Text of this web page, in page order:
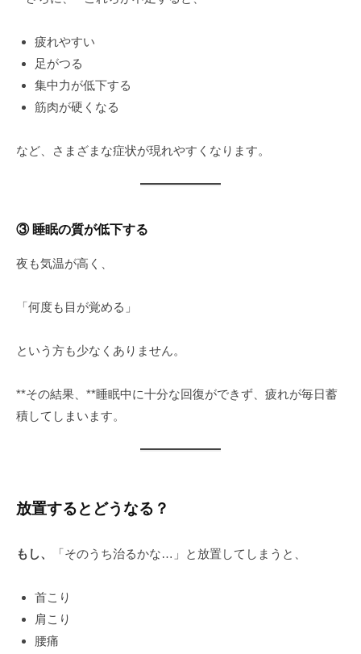
疲れやすい
足がつる
集中力が低下する
筋肉が硬くなる
など、さまざまな症状が現れやすくなります。
③ 睡眠の質が低下する
夜も気温が高く、
「何度も目が覚める」
という方も少なくありません。
**その結果、**睡眠中に十分な回復ができず、疲れが毎日蓄
積してしまいます。
放置するとどうなる？
もし、 「そのうち治るかな…」と放置してしまうと、
首こり
肩こり
腰痛